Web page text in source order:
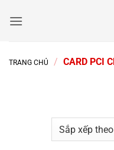
qua
TRANG CHỦ / CARD PCI